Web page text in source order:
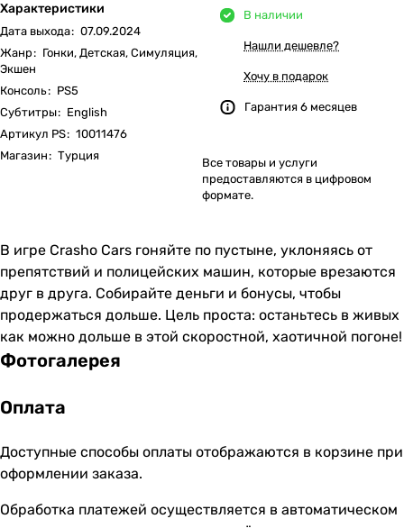
Характеристики
Дата выхода: 07.09.2024
Жанр: Гонки, Детская, Симуляция,
Экшен
Консоль: PS5
Субтитры: English
Артикул PS: 10011476
Магазин: Турция
В наличии
Нашли дешевле?
Хочу в подарок
Гарантия 6 месяцев
Все товары и услуги
предоставляются в цифровом
формате.
В игре Crasho Cars гоняйте по пустыне, уклоняясь от
препятствий и полицейских машин, которые врезаются
друг в друга. Собирайте деньги и бонусы, чтобы
продержаться дольше. Цель проста: останьтесь в живых
как можно дольше в этой скоростной, хаотичной погоне!
Фотогалерея
Оплата
Доступные способы оплаты отображаются в корзине при
оформлении заказа.
Обработка платежей осуществляется в автоматическом